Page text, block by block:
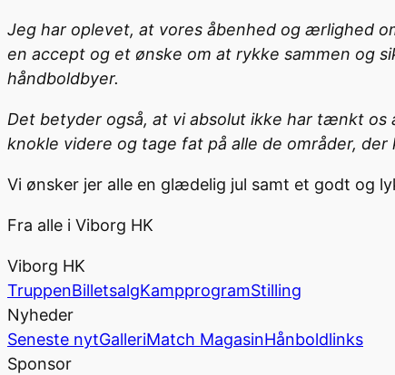
Jeg har oplevet, at vores åbenhed og ærlighed
en accept og et ønske om at rykke sammen og
håndboldbyer.
Det betyder også, at vi absolut ikke har tænkt
knokle videre og tage fat på alle de områder,
Vi ønsker jer alle en glædelig jul samt et godt og
Fra alle i Viborg HK
Viborg HK
TruppenBilletsalgKampprogramStilling
Nyheder
Seneste nytGalleriMatch MagasinHånboldlinks
Sponsor